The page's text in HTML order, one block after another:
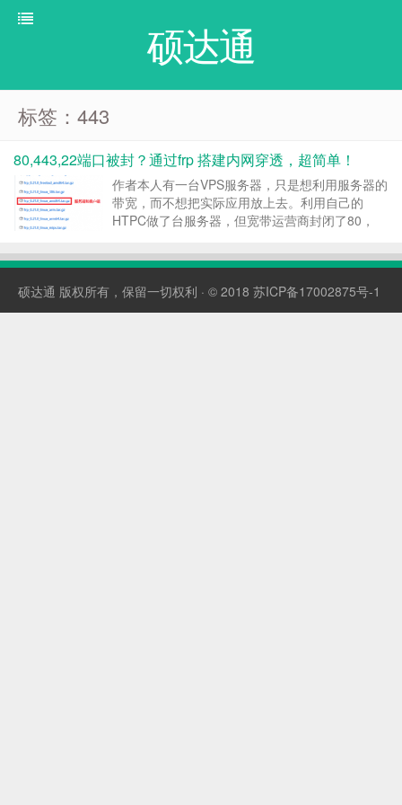
硕达通
标签：443
80,443,22端口被封？通过frp 搭建内网穿透，超简单！
作者本人有一台VPS服务器，只是想利用服务器的
带宽，而不想把实际应用放上去。利用自己的
HTPC做了台服务器，但宽带运营商封闭了80，
爽，总不能让客户老记着域名:端口号 折腾了好几
用。 (1...
硕达通 版权所有，保留一切权利 · © 2018 苏ICP备17002875号-1